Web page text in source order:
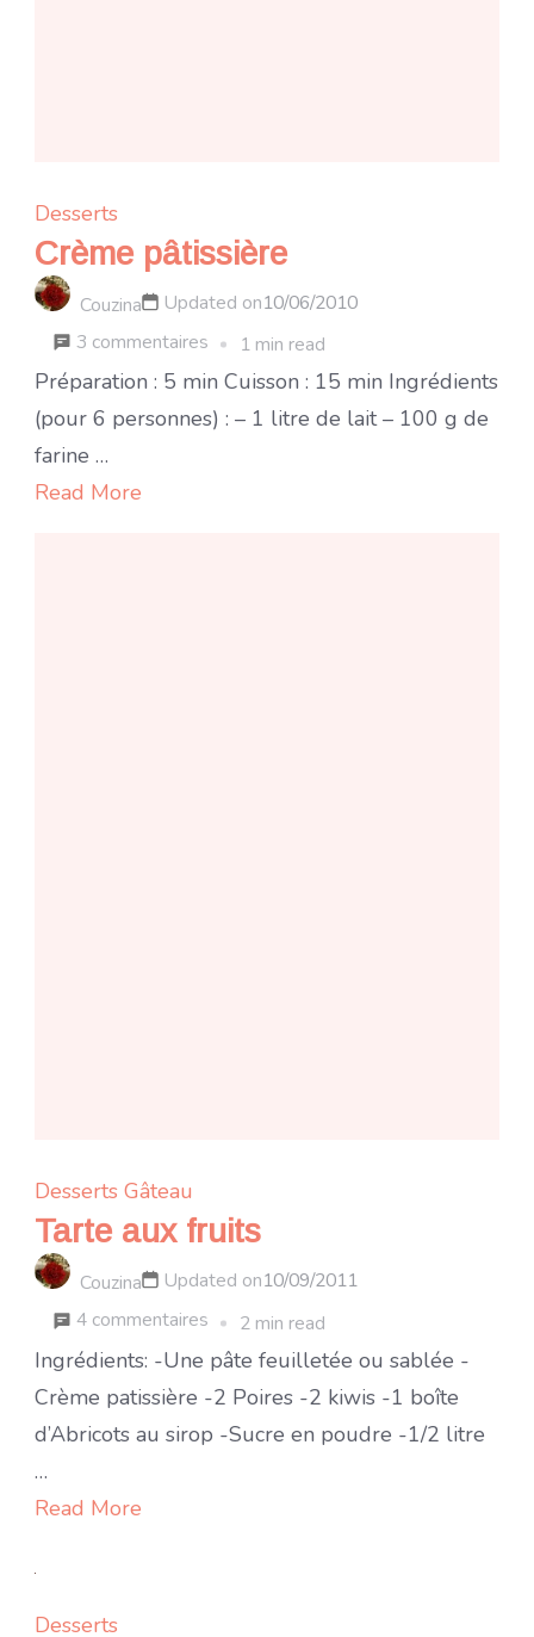
Desserts
Crème pâtissière
Couzina Updated on10/06/2010
3 commentaires sur
Crème
pâtissière
1 min read
Préparation : 5 min Cuisson : 15 min Ingrédients
(pour 6 personnes) : – 1 litre de lait – 100 g de
farine …
Read More
Desserts Gâteau
Tarte aux fruits
Couzina Updated on10/09/2011
4 commentaires sur
Tarte
aux
fruits
2 min read
Ingrédients: -Une pâte feuilletée ou sablée -
Crème patissière -2 Poires -2 kiwis -1 boîte
d’Abricots au sirop -Sucre en poudre -1/2 litre
…
Read More
Desserts